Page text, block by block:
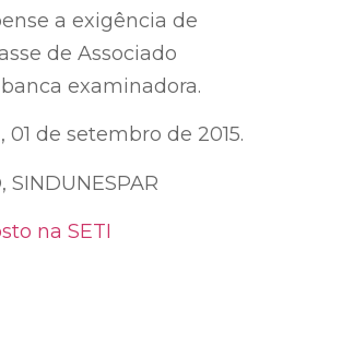
a exigência de
de Associado
examinadora.
01 de setembro de 2015.
SINDUNESPAR
na SETI